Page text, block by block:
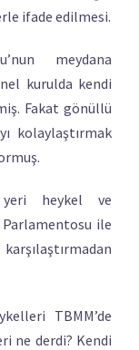
ifade edilmesi.
meydana
kurulda kendi
Fakat gönüllü
kolaylaştırmak
yeri heykel ve
ile
TBMM’de
ne derdi? Kendi